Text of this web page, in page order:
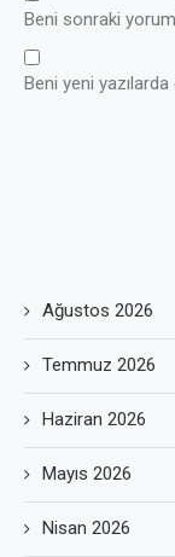
Beni sonraki
Beni yeni
Ağustos 2026
Temmuz 2026
Haziran 2026
Mayıs 2026
Nisan 2026